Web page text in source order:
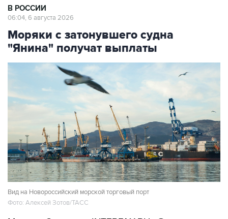
В РОССИИ
06:04, 6 августа 2026
Моряки с затонувшего судна
"Янина" получат выплаты
Вид на Новороссийский морской торговый порт
Фото: Алексей Зотов/ТАСС